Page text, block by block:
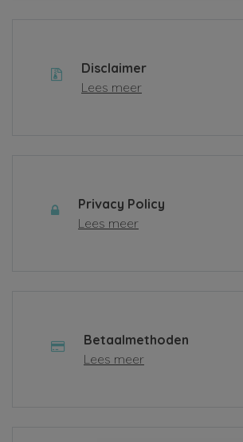
Disclaimer
Lees meer
Privacy Policy
Lees meer
Betaalmethoden
Lees meer